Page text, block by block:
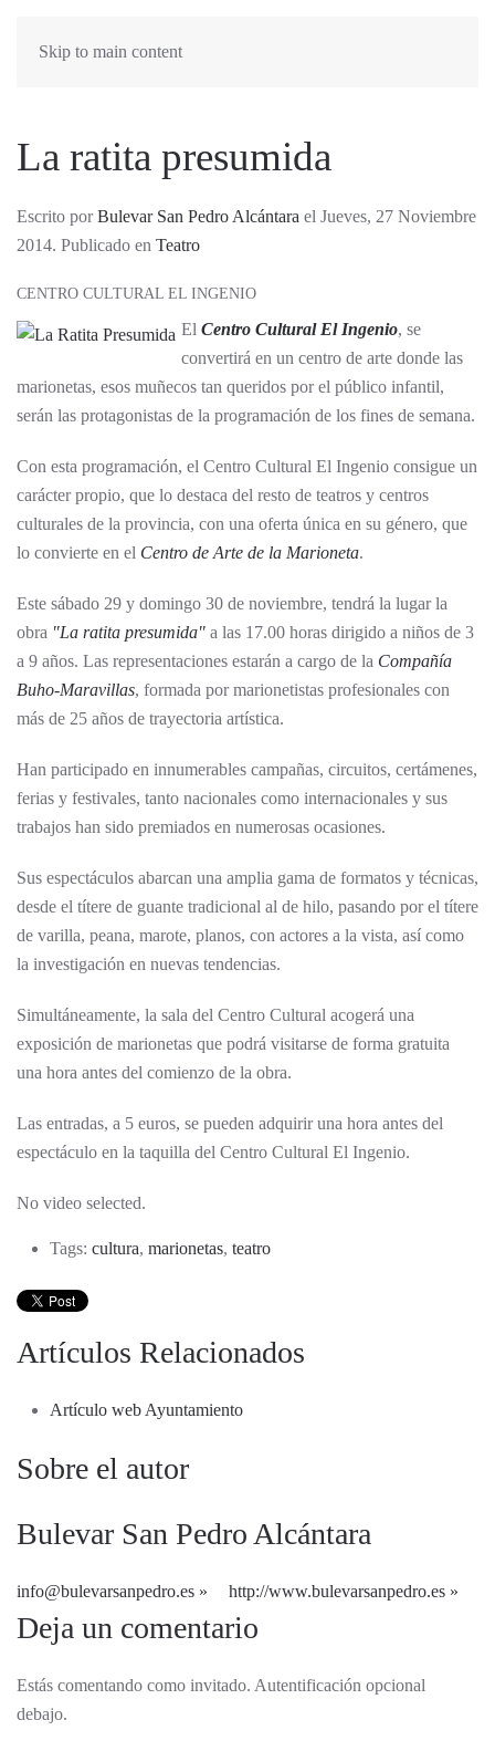
Skip to main content
La ratita presumida
Escrito porBulevar San Pedro Alcántara el Jueves, 27 Noviembre
2014. Publicado en Teatro
CENTRO CULTURAL EL INGENIO
El Centro Cultural El Ingenio, se
convertirá en un centro de arte donde las
marionetas, esos muñecos tan queridos por el público infantil,
serán las protagonistas de la programación de los fines de semana.
Con esta programación, el Centro Cultural El Ingenio consigue un
carácter propio, que lo destaca del resto de teatros y centros
culturales de la provincia, con una oferta única en su género, que
lo convierte en el Centro de Arte de la Marioneta.
Este sábado 29 y domingo 30 de noviembre, tendrá la lugar la
obra "La ratita presumida" a las 17.00 horas dirigido a niños de 3
a 9 años. Las representaciones estarán a cargo de la Compañía
Buho-Maravillas, formada por marionetistas profesionales con
más de 25 años de trayectoria artística.
Han participado en innumerables campañas, circuitos, certámenes,
ferias y festivales, tanto nacionales como internacionales y sus
trabajos han sido premiados en numerosas ocasiones.
Sus espectáculos abarcan una amplia gama de formatos y técnicas,
desde el títere de guante tradicional al de hilo, pasando por el títere
de varilla, peana, marote, planos, con actores a la vista, así como
la investigación en nuevas tendencias.
Simultáneamente, la sala del Centro Cultural acogerá una
exposición de marionetas que podrá visitarse de forma gratuita
una hora antes del comienzo de la obra.
Las entradas, a 5 euros, se pueden adquirir una hora antes del
espectáculo en la taquilla del Centro Cultural El Ingenio.
No video selected.
Tags: cultura, marionetas, teatro
Artículos Relacionados
Artículo web Ayuntamiento
Sobre el autor
Bulevar San Pedro Alcántara
info@bulevarsanpedro.es http://www.bulevarsanpedro.es
Deja un comentario
Estás comentando como invitado. Autentificación opcional
debajo.